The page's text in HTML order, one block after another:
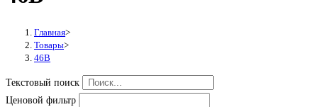
Главная>
Товары>
46В
Текстовый поиск
Ценовой фильтр